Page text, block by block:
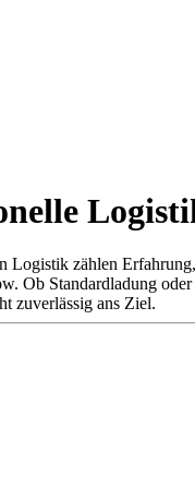
Logistik zählen
Ob Standardladung
zuverlässig ans Ziel.